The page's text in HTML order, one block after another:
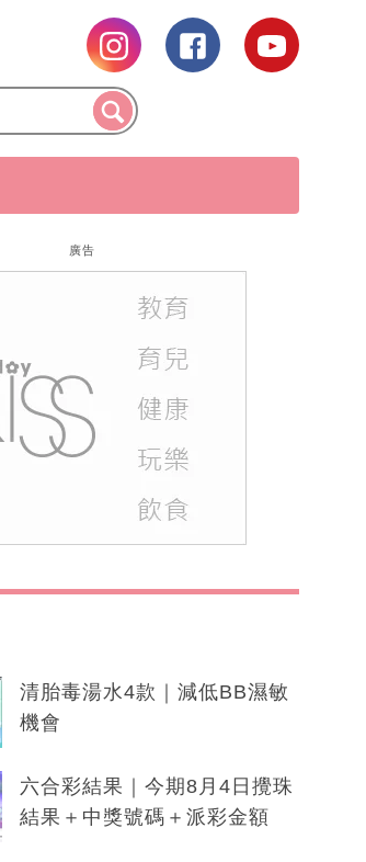
廣告
清胎毒湯水4款｜減低BB濕敏
機會
六合彩結果｜今期8月4日攪珠
結果＋中獎號碼＋派彩金額